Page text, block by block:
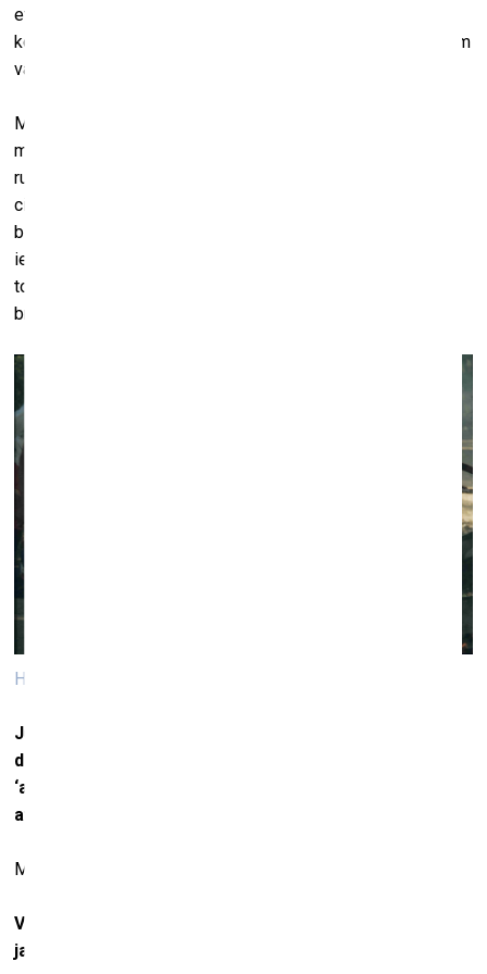
etniskajām grupām, 1991. gadā iereģistrējot to arī valsts
konstitūcijā. Nošķirtībā no modernās Kolumbijas problēmām
varēja atdzimt pilnīgi jauns sapnis par kultūru.
Mēs jautājām cilts vecajiem: “Kāpēc jūs ļāvāt ienākt
misionāriem, kāpēc ļāvāt viņiem par sevi runāt tā, kā viņi
runāja?” Viņi atbildēja: “Jo viņi apsolīja mūs padarīt par
cilvēkiem.” Tas, lūk, ir koloniālisms – pati koloniālisma
būtība. Kolonistam ir jāpārliecina kolonizējamais par viņa
iedzimto mazvērtīgumu. To dara valdības, to dara misionāri,
to dara kaučuka tirgotāji. Taču to nedara antropologi. Šādos
brīžos antropoloģija ir antitēze koloniālisma konceptam.
Haiti. Foto: Veids Deiviss
Jūs minējāt frāzi “no viena ģenētiskā auduma”. Tikmēr
daudzi Rietumu pasaulē joprojām lieto terminus
‘attīstības valstis’, ‘trešās pasaules valstis’, ‘mazāk
attīstītas valstis’.
Mēs pat lietojam vārdu ‘primitīvās tautas’. Tas ir absurds.
Vai redzat, ka Rietumu pasaules domāšana šajā
jautājumā mainās?